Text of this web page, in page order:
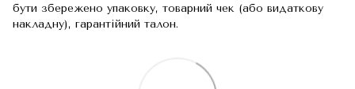
бути збережено упаковку, товарний чек (або видаткову
накладну), гарантійний талон.